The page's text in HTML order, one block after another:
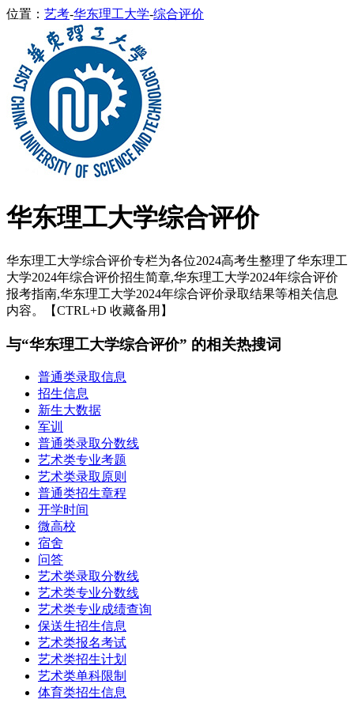
位置： 艺考-华东理工大学-综合评价
华东理工大学综合评价
华东理工大学综合评价专栏为各位2024高考生整理了华东理工
大学2024年综合评价招生简章,华东理工大学2024年综合评价
报考指南,华东理工大学2024年综合评价录取结果等相关信息
内容。【CTRL+D 收藏备用】
与“华东理工大学综合评价” 的相关热搜词
普通类录取信息
招生信息
新生大数据
军训
普通类录取分数线
艺术类专业考题
艺术类录取原则
普通类招生章程
开学时间
微高校
宿舍
问答
艺术类录取分数线
艺术类专业分数线
艺术类专业成绩查询
保送生招生信息
艺术类报名考试
艺术类招生计划
艺术类单科限制
体育类招生信息